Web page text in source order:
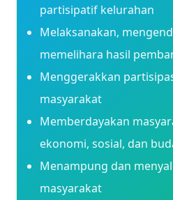
partisipatif kelurahan
Melaksanakan,
memelihara hasil
Menggerakkan
masyarakat
Memberdayakan
ekonomi, sosial, dan
Menampung dan
masyarakat